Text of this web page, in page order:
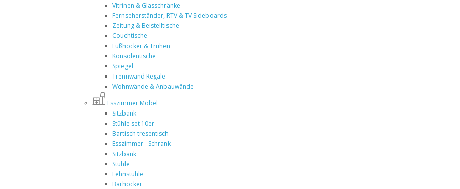
Vitrinen & Glasschränke
Fernseherständer, RTV & TV Sideboards
Zeitung & Beistelltische
Couchtische
Fußhocker & Truhen
Konsolentische
Spiegel
Trennwand Regale
Wohnwände & Anbauwände
Esszimmer Möbel
Sitzbank
Stühle set 10er
Bartisch tresentisch
Esszimmer - Schrank
Sitzbank
Stühle
Lehnstühle
Barhocker